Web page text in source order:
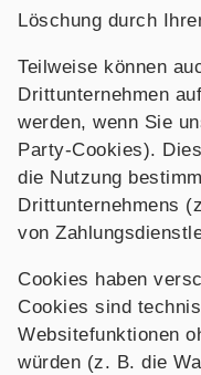
Löschung durch
Teilweise können
Drittunternehmen
werden, wenn Sie
Party-Cookies).
die Nutzung
Drittunternehmens
von
Cookies haben
Cookies sind
Websitefunktionen
würden (z. B. die